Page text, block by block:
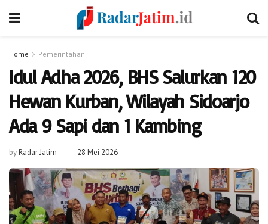
Home Pemerintahan
Idul Adha 2026, BHS Salurkan 120
Hewan Kurban, Wilayah Sidoarjo
Ada 9 Sapi dan 1 Kambing
byRadar Jatim 28 Mei 2026